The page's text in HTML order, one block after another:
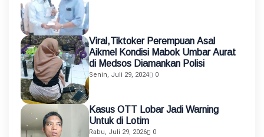
Viral,Tiktoker Perempuan Asal
Aikmel Kondisi Mabok Umbar Aurat
di Medsos Diamankan Polisi
Senin, Juli 29, 2024 0
Kasus OTT Lobar Jadi Warning
Untuk di Lotim
Rabu, Juli 29, 2026 0